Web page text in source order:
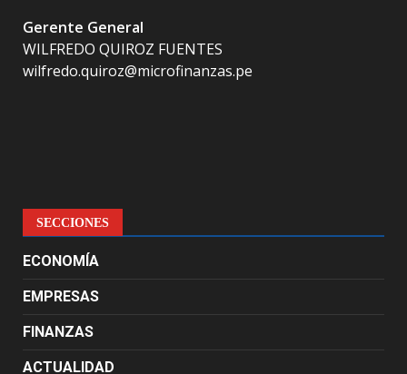
Gerente General
WILFREDO QUIROZ FUENTES
wilfredo.quiroz@microfinanzas.pe
SECCIONES
ECONOMÍA
EMPRESAS
FINANZAS
ACTUALIDAD